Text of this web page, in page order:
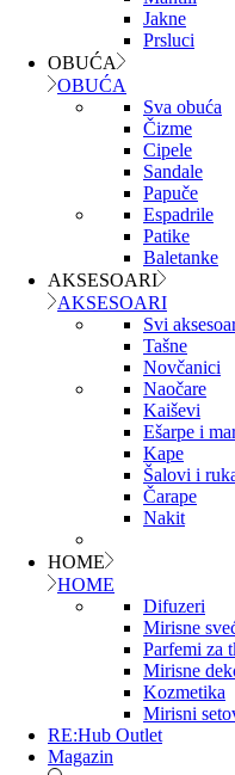
Jakne
Prsluci
OBUĆA
OBUĆA
Sva obuća
Čizme
Cipele
Sandale
Papuče
Espadrile
Patike
Baletanke
AKSESOARI
AKSESOARI
Svi
Tašne
Novčanici
Naočare
Kaiševi
Ešarpe i
Kape
Šalovi i
Čarape
Nakit
HOME
HOME
Difuzeri
Mirisne
Parfemi za
Mirisne
Kozmetika
Mirisni
RE:Hub Outlet
Magazin